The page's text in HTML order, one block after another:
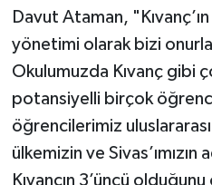
Davut Ataman, "Kıvanç’ın
yönetimi olarak bizi
Okulumuzda Kıvanç gibi
potansiyelli birçok
öğrencilerimiz
ülkemizin ve Sivas’ımızın
Kıvancın 3’üncü